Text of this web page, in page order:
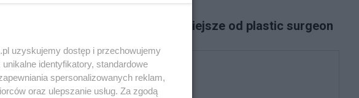
Najpopularniejsze od plastic surgeon
uzyskujemy dostęp i przechowujemy
identyfikatory, standardowe
spersonalizowanych reklam,
oraz ulepszanie usług. Za zgodą